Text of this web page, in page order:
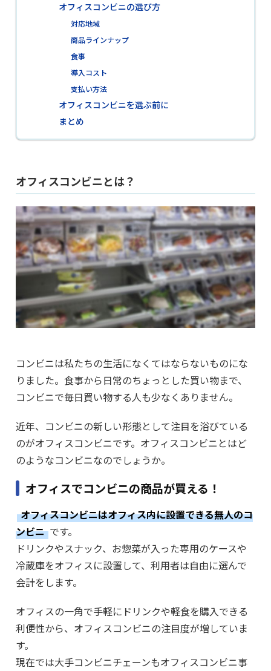
オフィスコンビニの選び方
対応地域
商品ラインナップ
食事
導入コスト
支払い方法
オフィスコンビニを選ぶ前に
まとめ
オフィスコンビニとは？
コンビニは私たちの生活になくてはならないものにな
りました。食事から日常のちょっとした買い物まで、
コンビニで毎日買い物する人も少なくありません。
近年、コンビニの新しい形態として注目を浴びている
のがオフィスコンビニです。オフィスコンビニとはど
のようなコンビニなのでしょうか。
オフィスでコンビニの商品が買える！
オフィスコンビニはオフィス内に設置できる無人のコ
ンビニ です。
ドリンクやスナック、お惣菜が入った専用のケースや
冷蔵庫をオフィスに設置して、利用者は自由に選んで
会計をします。
オフィスの一角で手軽にドリンクや軽食を購入できる
利便性から、オフィスコンビニの注目度が増していま
す。
現在では大手コンビニチェーンもオフィスコンビニ事